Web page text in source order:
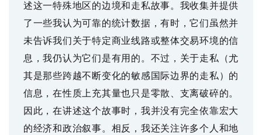
述这一特殊地区的边境和走私故事。我收集并提供
了一些我认为可靠的统计数据，有时，它们虽然并
未告诉我们关于特定商业线路或整体交易环境的信
息，我仍认为它们是有用的。不过，关于走私（尤
其是那些跨越不断变化的敏感国际边界的走私）的
信息，在性质上充其量也只是零散、支离破碎的。
因此，在讲述这个故事时，我并没有完全依靠宏大
的经济和政治叙事。相反，我还关注许多个人和地